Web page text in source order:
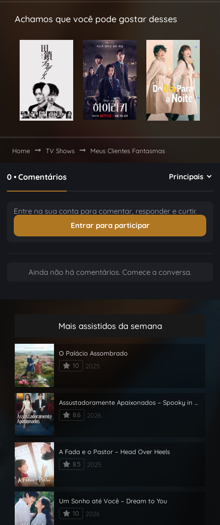
Achamos que você pode gostar desses
Home TV Shows Meus Clientes Fantasmas
0 • Comentários
Entre na sua conta para comentar, responder e curtir.
Entrar para participar
Ainda não há comentários. Comece a conversa.
Mais assistidos da semana
O Palácio Assombrado
10
2025
Assustadoramente Apaixonados – Spooky in Love
8.6
2026
A Fada e o Pastor – Head Over Heels
8.5
2025
Um Sonho até Você – Dream to You
10
2026